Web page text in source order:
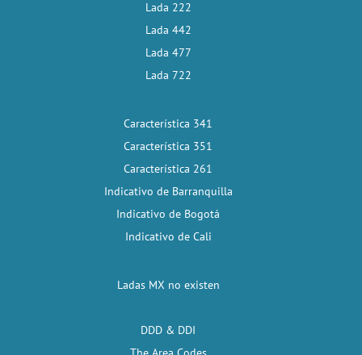
Lada 222
Lada 442
Lada 477
Lada 722
Característica 341
Característica 351
Característica 261
Indicativo de Barranquilla
Indicativo de Bogotá
Indicativo de Cali
Ladas MX no existen
DDD & DDI